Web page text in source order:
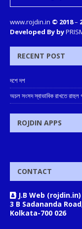
www.rojdin.in © 2018–
Developed By by
RECENT POST
দশে দশ
অচল সংসদ স্বাভাবিক রাখতে রাহুল
ROJDIN APPS
CONTACT
J.B Web (rojdin.in)
3 B Sadananda
Kolkata-700 026